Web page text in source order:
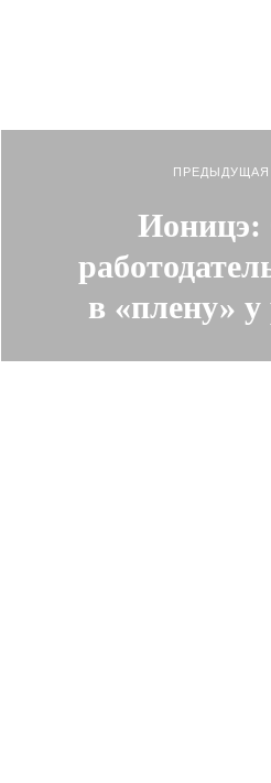
Ионицэ:
в «плену»